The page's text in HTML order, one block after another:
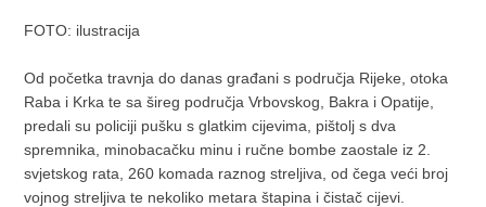
FOTO: ilustracija
Od početka travnja do danas građani s područja Rijeke, otoka
Raba i Krka te sa šireg područja Vrbovskog, Bakra i Opatije,
predali su policiji pušku s glatkim cijevima, pištolj s dva
spremnika, minobacačku minu i ručne bombe zaostale iz 2.
svjetskog rata, 260 komada raznog streljiva, od čega veći broj
vojnog streljiva te nekoliko metara štapina i čistač cijevi.